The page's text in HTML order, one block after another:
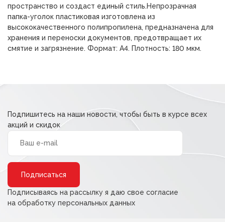
пространство и создаст единый стиль.Непрозрачная
папка-уголок пластиковая изготовлена из
высококачественного полипропилена, предназначена для
хранения и переноски документов, предотвращает их
смятие и загрязнение. Формат: А4. Плотность: 180 мкм.
Подпишитесь на наши новости, чтобы быть в курсе всех
акций и скидок
Подписываясь на рассылку я даю свое согласие
на обработку персональных данных